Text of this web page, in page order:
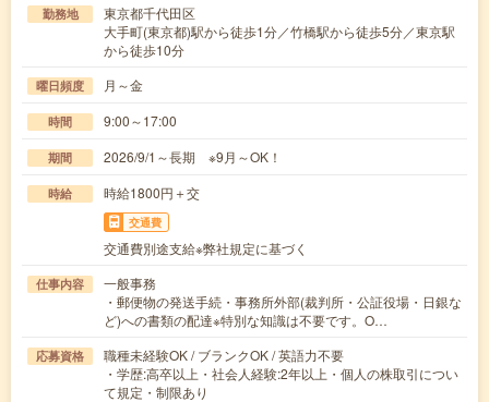
勤務地
東京都千代田区
大手町(東京都)駅から徒歩1分／竹橋駅から徒歩5分／東京駅
から徒歩10分
曜日頻度 月～金
時間 9:00～17:00
期間 2026/9/1～長期 ※9月～OK！
時給 時給1800円＋交
交通費
交通費別途支給※弊社規定に基づく
仕事内容
一般事務
・郵便物の発送手続・事務所外部(裁判所・公証役場・日銀な
ど)への書類の配達※特別な知識は不要です。O…
応募資格
職種未経験OK / ブランクOK / 英語力不要
・学歴:高卒以上・社会人経験:2年以上・個人の株取引につい
て規定・制限あり